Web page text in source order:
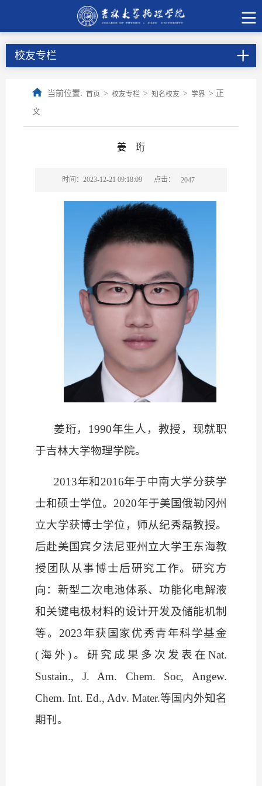
校友专栏
当前位置: 首页 > 校友专栏 > 知名校友 > 学界 > 正
文
姜 珩
时间：2023-12-21 09:18:09 点击： 2047
姜珩， 1990年生人，教授，现就职
于吉林大学物理学院。
2013年和2016年于中南大学分获学
士和硕士学位。2020年于美国俄勒冈州
立大学获博士学位，师从纪秀磊教授。
后赴美国宾夕法尼亚州立大学王东海教
授团队从事博士后研究工作。研究方
向：新型二次电池体系、功能化电解液
和关键电极材料的设计开发及储能机制
等。2023年获国家优秀青年科学基金
(海外)。研究成果多次发表在Nat.
Sustain., J. Am. Chem. Soc, Angew.
Chem. Int. Ed., Adv. Mater.等国内外知名
期刊。